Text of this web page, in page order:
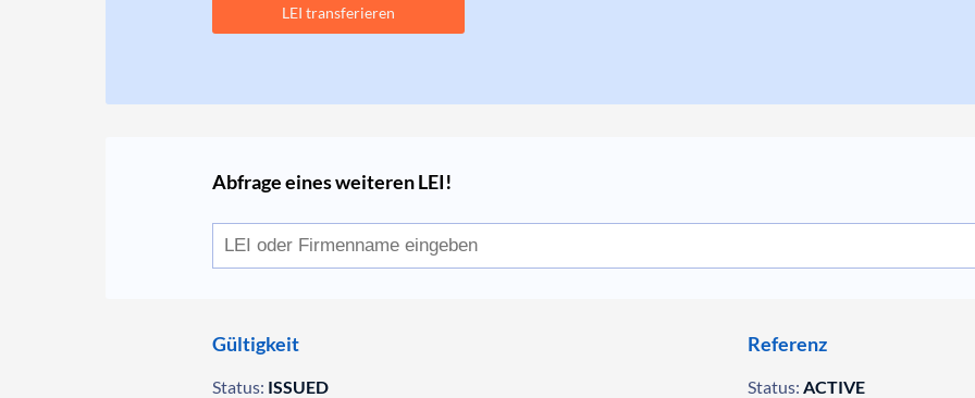
LEI transferieren
Abfrage eines weiteren LEI!
Gültigkeit
Status: ISSUED
Referenz
Status: ACTIVE